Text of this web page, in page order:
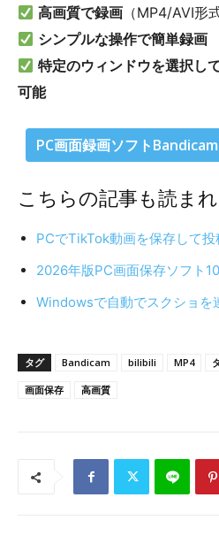
高画質で録画 （MP4/AVI形
シンプルな操作で簡単録画
特定のウィンドウを選択し
可能
PC画面録画ソフト
こちらの記事も読ま
PCでTikTok動画を保存して
2026年版PC画面保存ソフト
Windowsで自動でスクショを
タグ Bandicam bilibili MP4
画面保存 高画質